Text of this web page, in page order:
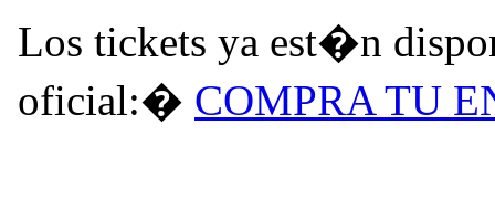
Los tickets ya est�n
oficial:� COMPRA TU